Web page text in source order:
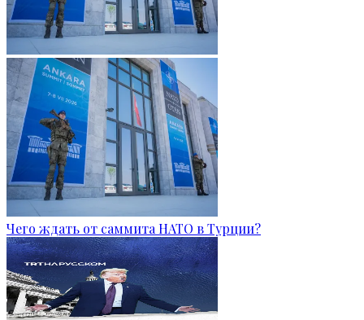
Чего ждать от саммита НАТО в Турции?